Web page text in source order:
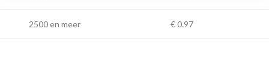
2500 en meer € 0.97